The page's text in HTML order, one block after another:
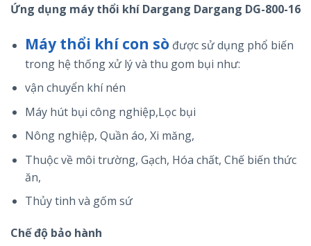
Ứng dụng máy thổi khí Dargang Dargang DG-800-16
Máy thổi khí con sòđược sử dụng phổ biến
trong hệ thống xử lý và thu gom bụi như:
vận chuyển khí nén
Máy hút bụi công nghiệp,Lọc bụi
Nông nghiệp, Quần áo, Xi măng,
Thuộc về môi trường, Gạch, Hóa chất, Chế biến thức
ăn,
Thủy tinh và gốm sứ
Chế độ bảo hành